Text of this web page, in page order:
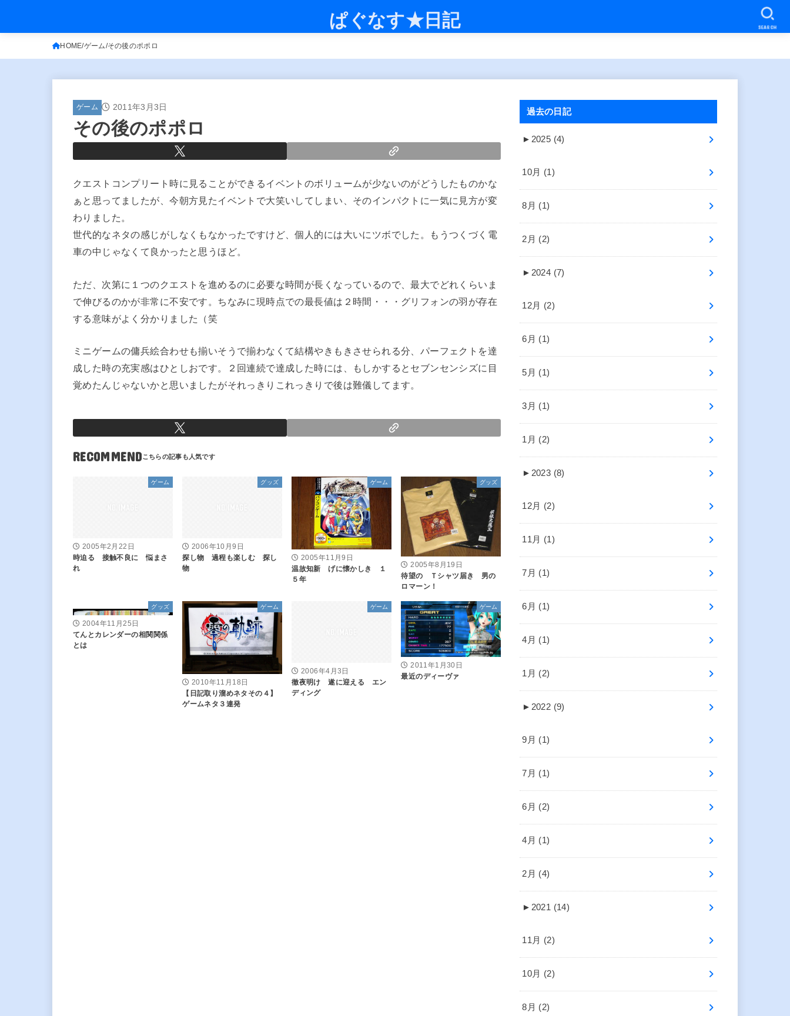
ぱぐなす★日記 SEARCH
HOME ゲーム その後のポポロ
ゲーム 2011年3月3日
その後のポポロ
クエストコンプリート時に見ることができるイベントのボリュームが少ないのがどうしたものかな
ぁと思ってましたが、今朝方見たイベントで大笑いしてしまい、そのインパクトに一気に見方が変
わりました。
世代的なネタの感じがしなくもなかったですけど、個人的には大いにツボでした。もうつくづく電
車の中じゃなくて良かったと思うほど。
ただ、次第に１つのクエストを進めるのに必要な時間が長くなっているので、最大でどれくらいま
で伸びるのかが非常に不安です。ちなみに現時点での最長値は２時間・・・グリフォンの羽が存在
する意味がよく分かりました（笑
ミニゲームの傭兵絵合わせも揃いそうで揃わなくて結構やきもきさせられる分、パーフェクトを達
成した時の充実感はひとしおです。２回連続で達成した時には、もしかするとセブンセンシズに目
覚めたんじゃないかと思いましたがそれっきりこれっきりで後は難儀してます。
RECOMMEND
ゲーム
2005年2月22日
時迫る 接触不良に 悩まさ
れ
グッズ
2006年10月9日
探し物 過程も楽しむ 探し
物
ゲーム
2005年11月9日
温故知新 げに懐かしき １
５年
グッズ
2005年8月19日
待望の Ｔシャツ届き 男の
ロマーン！
グッズ
2004年11月25日
てんとカレンダーの相関関係
とは
ゲーム
2010年11月18日
【日記取り溜めネタその４】
ゲームネタ３連発
ゲーム
2006年4月3日
徹夜明け 遂に迎える エン
ディング
ゲーム
2011年1月30日
最近のディーヴァ
過去の日記
► 2025 (4)
10月 (1)
8月 (1)
2月 (2)
► 2024 (7)
12月 (2)
6月 (1)
5月 (1)
3月 (1)
1月 (2)
► 2023 (8)
12月 (2)
11月 (1)
7月 (1)
6月 (1)
4月 (1)
1月 (2)
► 2022 (9)
9月 (1)
7月 (1)
6月 (2)
4月 (1)
2月 (4)
► 2021 (14)
11月 (2)
10月 (2)
8月 (2)